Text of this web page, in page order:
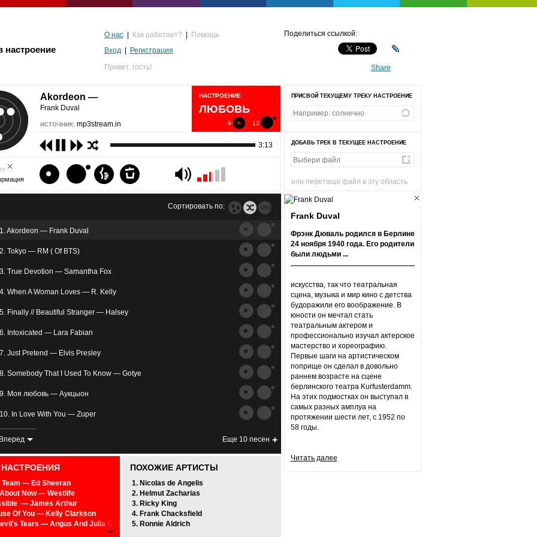
настроение
О нас Как работает?
Помощь
Вход
Регистрация
Привет, гость!
Поделиться ссылкой:
Share
злость
Akordeon —
Frank Duval
ИСТОЧНИК: mp3stream.in
НАСТРОЕНИЕ
ЛЮБОВЬ
9 13
3:13
1. Akordeon — Frank Duval кпопаданиям
2. Tokyo — RM ( Of BTS) к попаданиям
3. True Devotion — Samantha Fox
4. When A Woman Loves — R. Kelly к попаданиям
5. Finally // Beautiful Stranger — Halsey кпопаданиям
6. Intoxicated — Lara Fabian кпопаданиям
7. Just Pretend — Elvis Presley кпопаданиям
8. Somebody That I Used To Know — Gotye кпопаданиям
9. Моя любовь — Аукцыон кпопаданиям
10. In Love With You — Zuper кпопаданиям
11. Skinny Love — Bon Iver
You're My Everything — Santa Esmeralda_ кпопаданиям
14. Wolves — Selena Gomez, Marshmello
Про любовь — Дельфин
Сортировать по:
Еще 10 песен
Вперед
НАСТРОЕНИЯ
Team — Ed Sheeran
Now — Westlife
— James Arthur
Of You — Kelly Clarkson
Tears — Angus And Julia Stone
ПОХОЖИЕ АРТИСТЫ
1. Nicolas de Angelis
2. Helmut Zacharias
3. Ricky King
4. Frank Chacksfield
5. Ronnie Aldrich
ПРИСВОЙ ТЕКУЩЕМУ ТРЕКУ НАСТРОЕНИЕ
ДОБАВЬ ТРЕК В ТЕКУЩЕЕ НАСТРОЕНИЕ
или перетащи файл в эту область
Frank Duval
Фрэнк Дюваль родился в Берлине
24 ноября 1940 года. Его родители
были людьми ...
искусства, так что театральная
сцена, музыка и мир кино с детства
будоражили его воображение. В
юности он мечтал стать
театральным актером и
профессионально изучал актерское
мастерство и хореографию.
Первые шаги на артистическом
поприще он сделал в довольно
раннем возрасте на сцене
берлинского театра Kurfusterdamm.
На этих подмостках он выступал в
самых разных амплуа на
протяжении шести лет, с 1952 по
58 годы.
Читать далее